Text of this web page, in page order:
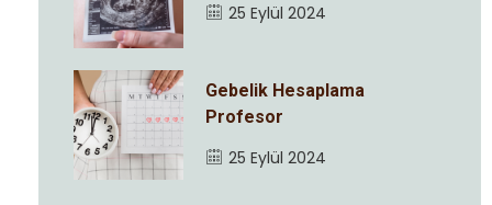
25 Eylül 2024
Gebelik Hesaplama
Profesor
25 Eylül 2024